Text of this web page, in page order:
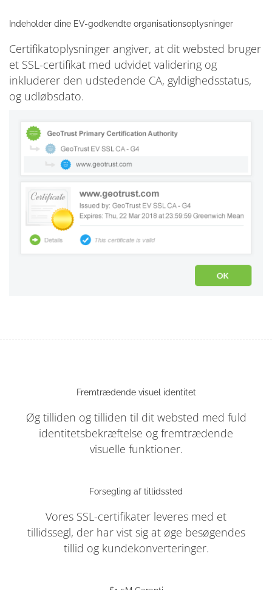
Indeholder dine EV-godkendte organisationsoplysninger
Certifikatoplysninger angiver, at dit websted bruger
et SSL-certifikat med udvidet validering og
inkluderer den udstedende CA, gyldighedsstatus,
og udløbsdato.
Fremtrædende visuel identitet
Øg tilliden og tilliden til dit websted med fuld
identitetsbekræftelse og fremtrædende
visuelle funktioner.
Forsegling af tillidssted
Vores SSL-certifikater leveres med et
tillidssegl, der har vist sig at øge besøgendes
tillid og kundekonverteringer.